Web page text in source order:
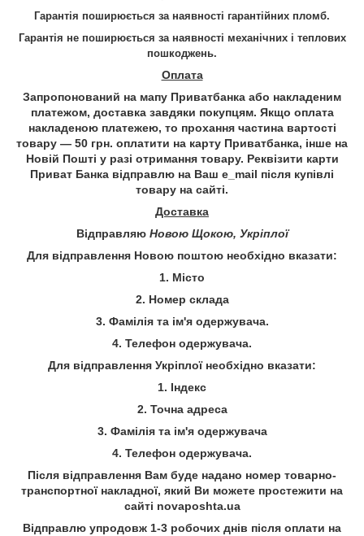
Гарантія поширюється за наявності гарантійних пломб.
Гарантія не поширюється за наявності механічних і теплових
пошкоджень.
Оплата
Запропонований на мапу Приватбанка або накладеним
платежом, доставка завдяки покупцям. Якщо оплата
накладеною платежею, то прохання частина вартості
товару — 50 грн. оплатити на карту Приватбанка, інше на
Новій Пошті у разі отримання товару. Реквізити карти
Приват Банка відправлю на Ваш e_mail після купівлі
товару на сайті.
Доставка
Відправляю Новою Щокою, Укріплої
Для відправлення Новою поштою необхідно вказати:
1. Місто
2. Номер склада
3. Фамілія та ім'я одержувача.
4. Телефон одержувача.
Для відправлення Укріплої необхідно вказати:
1. Індекс
2. Точна адреса
3. Фамілія та ім'я одержувача
4. Телефон одержувача.
Після відправлення Вам буде надано номер товарно-
транспортної накладної, який Ви можете простежити на
сайті novaposhta.ua
Відправлю упродовж 1-3 робочих днів після оплати на